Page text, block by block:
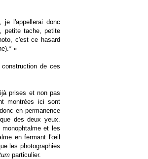
je l'appellerai donc
petite tache, petite
c'est ce hasard
»
de ces
prises et non pas
montrées ici sont
en permanence
des deux yeux.
et les
en fermant l'œil
les photographies
particulier.